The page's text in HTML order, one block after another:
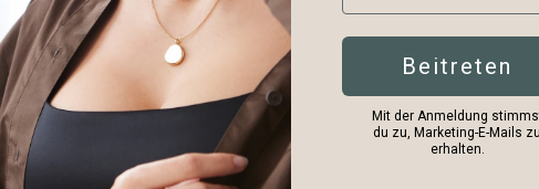
Beitreten
Mit der Anmeldung
du zu, Marketing-E-Mails
erhalten.